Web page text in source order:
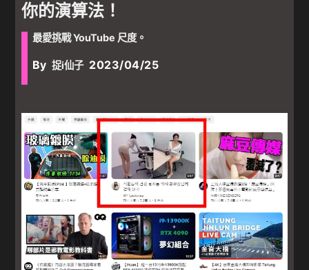
framework/components/classes/code-block.class.php(133) :
eval()'d codeon line55
Warning : Attempt to read property "parent" on null in
/var/www/wordpress/wp-content/plugins/oxygen/component-
framework/components/classes/code-block.class.php(133) :
eval()'d code
你的演算法！
最愛挑戰 YouTube 尺度。
By 捉i仙子 2023/04/25